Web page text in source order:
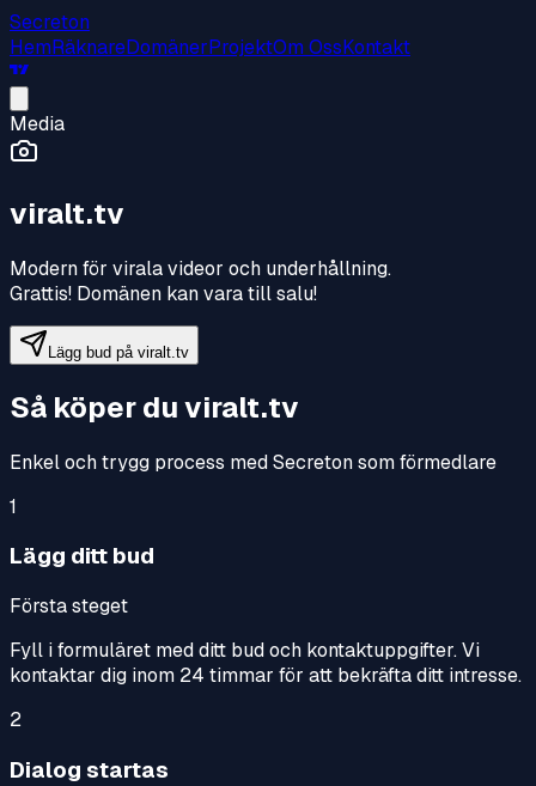
Secreton
HemRäknareDomänerProjektOm OssKontakt
Media
viralt.tv
Modern för virala videor och underhållning.
Grattis! Domänen kan vara till salu!
Lägg bud på viralt.tv
Så köper duviralt.tv
Enkel och trygg process med Secreton som förmedlare
1
Lägg ditt bud
Första steget
Fyll i formuläret med ditt bud och kontaktuppgifter. Vi
kontaktar dig inom 24 timmar för att bekräfta ditt intresse.
2
Dialog startas